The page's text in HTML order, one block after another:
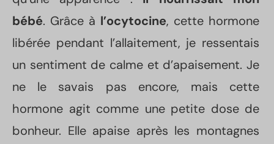
bébé. Grâce à l’ocytocine, cette hormone
libérée pendant l’allaitement, je ressentais
un sentiment de calme et d’apaisement. Je
ne le savais pas encore, mais cette
hormone agit comme une petite dose de
bonheur. Elle apaise après les montagnes